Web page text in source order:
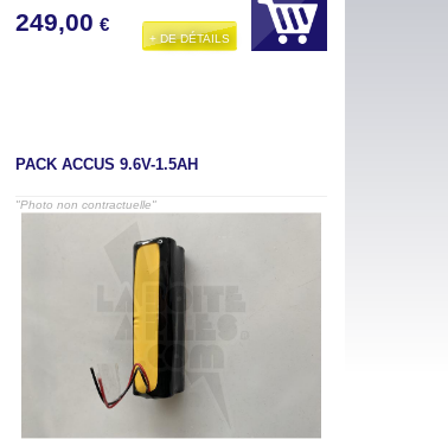
249,00 €
+ DE DÉTAILS
PACK ACCUS 9.6V-1.5AH
"Photo non contractuelle"